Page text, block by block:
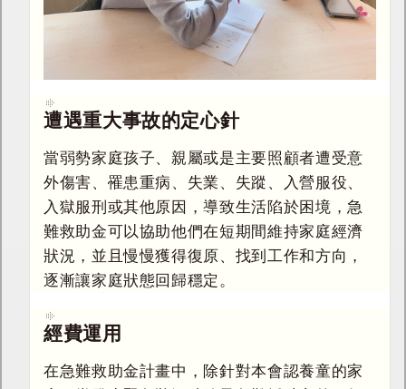
遭遇重大事故的定心針
當弱勢家庭孩子、親屬或是主要照顧者遭受意
外傷害、罹患重病、失業、失蹤、入營服役、
入獄服刑或其他原因，導致生活陷於困境，急
難救助金可以協助他們在短期間維持家庭經濟
狀況，並且慢慢獲得復原、找到工作和方向，
逐漸讓家庭狀態回歸穩定。
經費運用
在急難救助金計畫中，除針對本會認養童的家